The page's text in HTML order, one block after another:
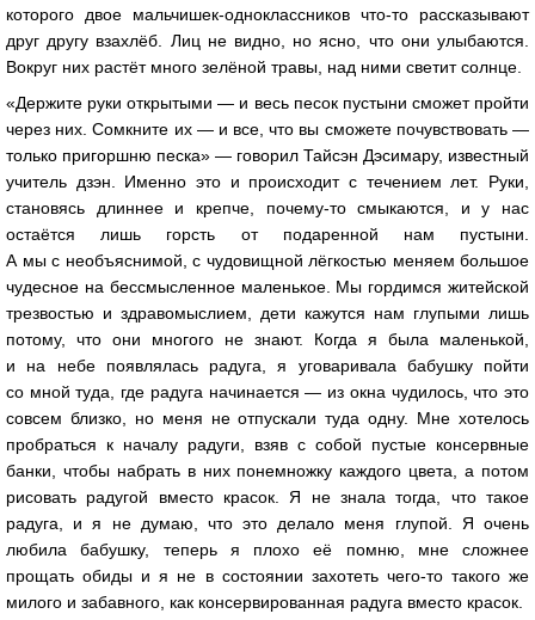
которого двое мальчишек-одноклассников что-то рассказывают
друг другу взахлёб. Лиц не видно, но ясно, что они улыбаются.
Вокруг них растёт много зелёной травы, над ними светит солнце.
«Держите руки открытыми — и весь песок пустыни сможет пройти
через них. Сомкните их — и все, что вы сможете почувствовать —
только пригоршню песка» — говорил Тайсэн Дэсимару, известный
учитель дзэн. Именно это и происходит с течением лет. Руки,
становясь длиннее и крепче, почему-то смыкаются, и у нас
остаётся лишь горсть от подаренной нам пустыни.
А мы с необъяснимой, с чудовищной лёгкостью меняем большое
чудесное на бессмысленное маленькое. Мы гордимся житейской
трезвостью и здравомыслием, дети кажутся нам глупыми лишь
потому, что они многого не знают. Когда я была маленькой,
и на небе появлялась радуга, я уговаривала бабушку пойти
со мной туда, где радуга начинается — из окна чудилось, что это
совсем близко, но меня не отпускали туда одну. Мне хотелось
пробраться к началу радуги, взяв с собой пустые консервные
банки, чтобы набрать в них понемножку каждого цвета, а потом
рисовать радугой вместо красок. Я не знала тогда, что такое
радуга, и я не думаю, что это делало меня глупой. Я очень
любила бабушку, теперь я плохо её помню, мне сложнее
прощать обиды и я не в состоянии захотеть чего-то такого же
милого и забавного, как консервированная радуга вместо красок.